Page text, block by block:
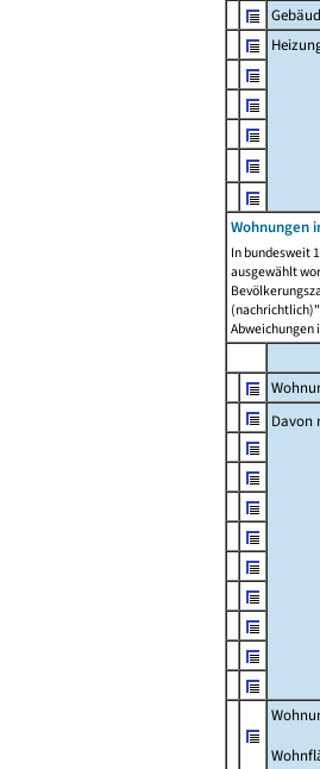
Wohnungen
In bundesweit
ausgewählt
Abweichungen
Davon